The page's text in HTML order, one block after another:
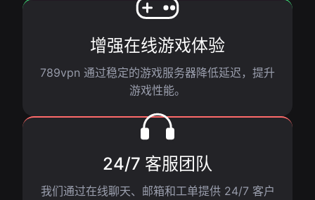
增强在线游戏体验
789vpn 通过稳定的游戏服务器降低延迟，提升
游戏性能。
24/7 客服团队
我们通过在线聊天、邮箱和工单提供 24/7 客户